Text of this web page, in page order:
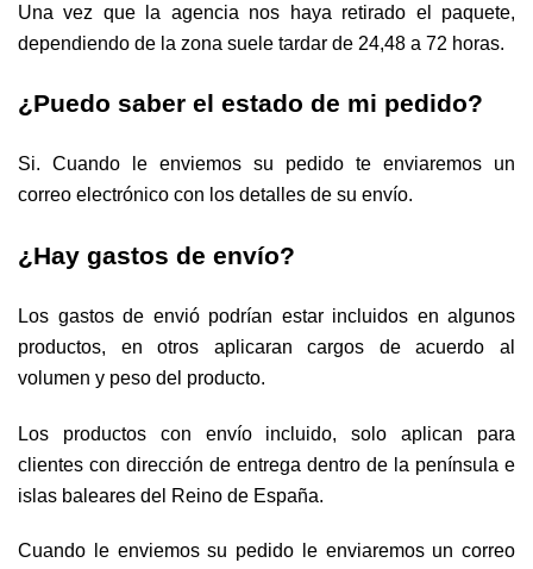
Una vez que la agencia nos haya retirado el paquete,
dependiendo de la zona suele tardar de 24,48 a 72 horas.
¿Puedo saber el estado de mi pedido?
Si. Cuando le enviemos su pedido te enviaremos un
correo electrónico con los detalles de su envío.
¿Hay gastos de envío?
Los gastos de envió podrían estar incluidos en algunos
productos, en otros aplicaran cargos de acuerdo al
volumen y peso del producto.
Los productos con envío incluido, solo aplican para
clientes con dirección de entrega dentro de la península e
islas baleares del Reino de España.
Cuando le enviemos su pedido le enviaremos un correo